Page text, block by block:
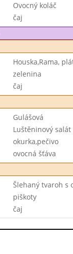
Ovocný koláč
čaj
Houska,Rama,
zelenina
čaj
Gulášová
Luštěninový
okurka,pečivo
ovocná šťáva
Šlehaný tvaroh s
piškoty
čaj